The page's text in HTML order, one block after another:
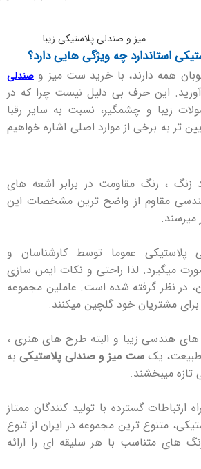
استاندارد چه ویژگی هایی دارد؟
همه دارند، با خرید ست میز و صندلی
این حرف بی دلیل نیست چرا که در
زیبا و چشمگیر، نسبت به سایر رقبا
تر به برخی از موارد اصلی اشاره خواهیم
زنگ ، رنگ مقاومت در برابر اشعه های
مقاوم از واضح ترین مشخصات این
عموما توسط کارشناسان و
میگیرد. لذا راحتی و نکات ایمن سازی
در نظر گرفته شده است. عاملین مجموعه
برای مشتریان خود گلچین میکنند.
های هندسی زیبا و البته طرح های هنری ،
طبیعت، یک ست میز و صندلی پلاستیکی به
تازه میبخشند.
ارتباطات گسترده با تولید کنندگان ممتاز
متنوع ترین مجموعه در ایران از تنوع
های متناسب با هر سلیقه ای را ارائه